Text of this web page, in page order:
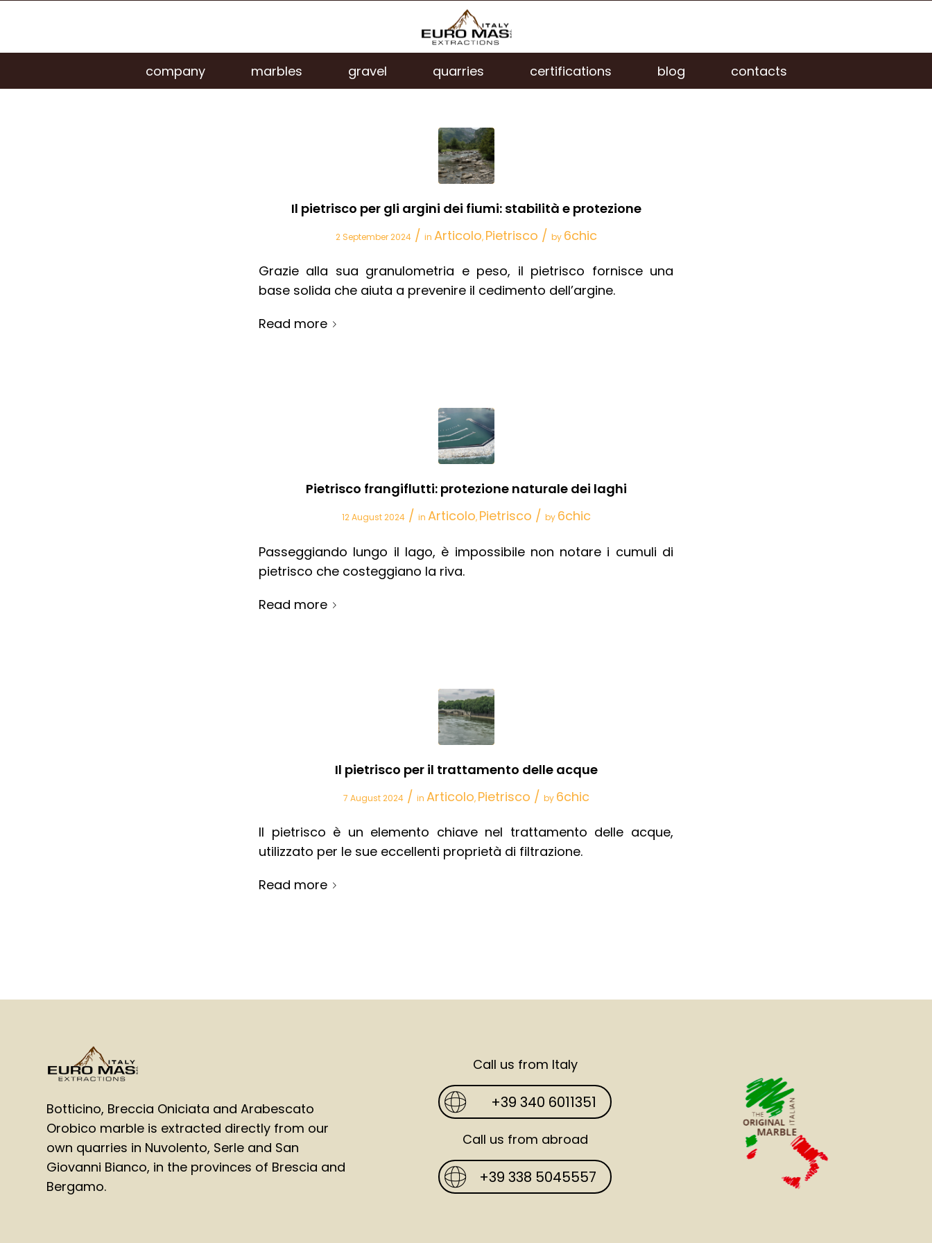
company marbles gravel quarries certifications blog contacts
Il pietrisco per gli argini dei fiumi: stabilità e protezione
2 September 2024 / in Articolo, Pietrisco / by 6chic
Grazie alla sua granulometria e peso, il pietrisco fornisce una
base solida che aiuta a prevenire il cedimento dell’argine.
Read more
Pietrisco frangiflutti: protezione naturale dei laghi
12 August 2024 / in Articolo, Pietrisco / by 6chic
Passeggiando lungo il lago, è impossibile non notare i cumuli di
pietrisco che costeggiano la riva.
Read more
Il pietrisco per il trattamento delle acque
7 August 2024 / in Articolo, Pietrisco / by 6chic
Il pietrisco è un elemento chiave nel trattamento delle acque,
utilizzato per le sue eccellenti proprietà di filtrazione.
Read more
Botticino, Breccia Oniciata and Arabescato
Orobico marble is extracted directly from our
own quarries in Nuvolento, Serle and San
Giovanni Bianco, in the provinces of Brescia and
Bergamo.
Call us from Italy
+39 340 6011351
Call us from abroad
+39 338 5045557